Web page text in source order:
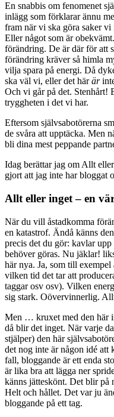
En snabbis om fenomenet
inlägg som förklarar ännu
fram när vi ska göra saker
Eller något som är
förändring. De är där för att
förändring kräver så himla
vilja spara på energi. Då
ska väl vi, eller det härär
Och vi går på det. Stenhårt!
tryggheten i det vi har.
Eftersom självsabotörerna
de svåra att upptäcka. Men
bli dina mest peppande
Idag berättar jag om Allt
gjort att jag inte har bloggat
Allt eller inget – en
När du vill åstadkomma
en katastrof. Ändå känns
precis det du gör: kavlar
behöver göras. Nu jäklar!
här nya. Ja, som till
vilken tid det tar att
taggar osv osv). Vilken
sig stark. Oövervinnerlig.
Men … kruxet med den här
då blir det inget. När varje
stjälper) den här
det nog inte är någon idé att
fall, bloggande är ett enda
är lika bra att lägga ner
känns jätteskönt. Det blir på
Helt och hållet. Det var ju
bloggande på ett tag.